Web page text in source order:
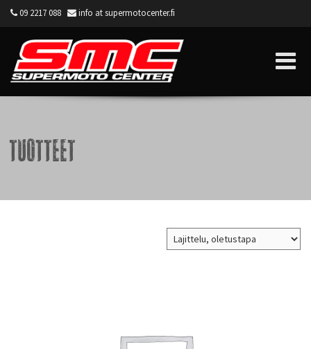
09 2217 088 info at supermotocenter.fi
Tuotteet